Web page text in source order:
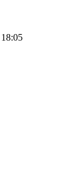
18:05